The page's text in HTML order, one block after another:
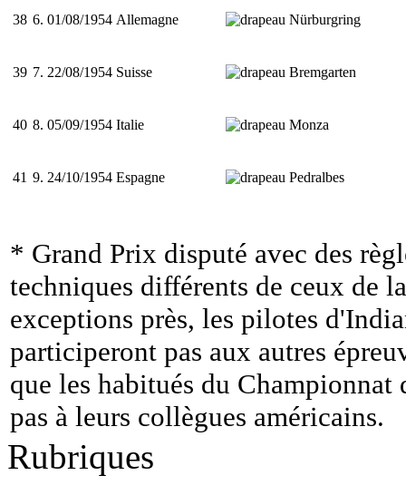
38 6. 01/08/1954 Allemagne Nürburgring
39 7. 22/08/1954 Suisse Bremgarten
40 8. 05/09/1954 Italie Monza
41 9. 24/10/1954 Espagne Pedralbes
* Grand Prix disputé avec des
techniques différents de ceux de
exceptions près, les pilotes
participeront pas aux autres
que les habitués du
pas à leurs collègues américains.
Rubriques